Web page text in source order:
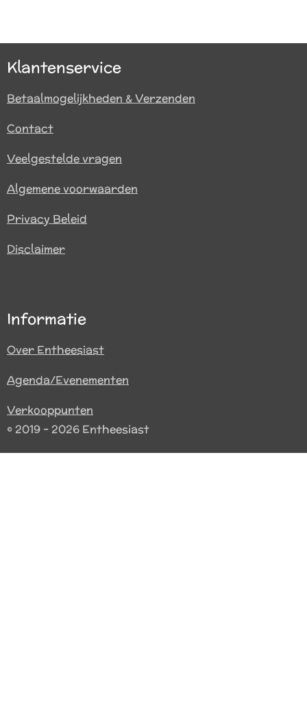
Klantenservice
Betaalmogelijkheden & Verzenden
Contact
Veelgestelde vragen
Algemene voorwaarden
Privacy Beleid
Disclaimer
Informatie
Over Entheesiast
Agenda/Evenementen
Verkooppunten
© 2019 - 2026 Entheesiast